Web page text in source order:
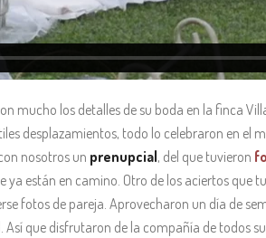
mucho los detalles de su boda en la finca
desplazamientos, todo lo celebraron en el
nosotros un prenupcial, del que tuvieron
ya están en camino. Otro de los aciertos que
fotos de pareja. Aprovecharon un día de
Así que disfrutaron de la compañía de todos